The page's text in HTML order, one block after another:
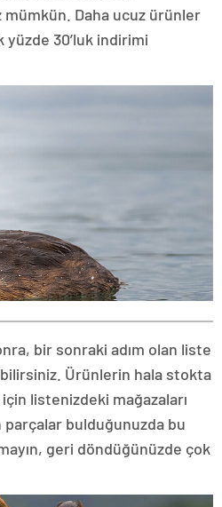
Daha ucuz ürünler
yüzde 30’luk indirimi
bir sonraki adım olan liste
Ürünlerin hala stokta
listenizdeki mağazaları
bulduğunuzda bu
geri döndüğünüzde çok